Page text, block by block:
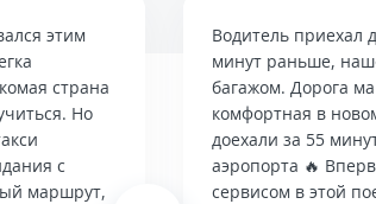
этим
страна
Но
с
маршрут,
Водитель приехал
минут раньше,
багажом. Дорога
комфортная в
доехали за 55
аэропорта 🔥
сервисом в этой